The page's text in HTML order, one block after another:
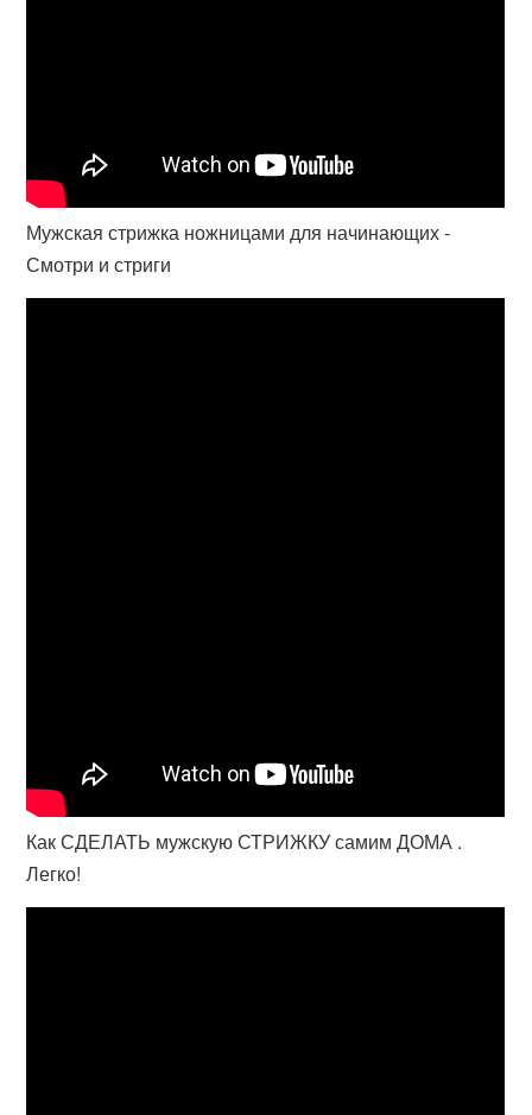
Мужская стрижка ножницами для начинающих -
Смотри и стриги
Как СДЕЛАТЬ мужскую СТРИЖКУ самим ДОМА .
Легко!